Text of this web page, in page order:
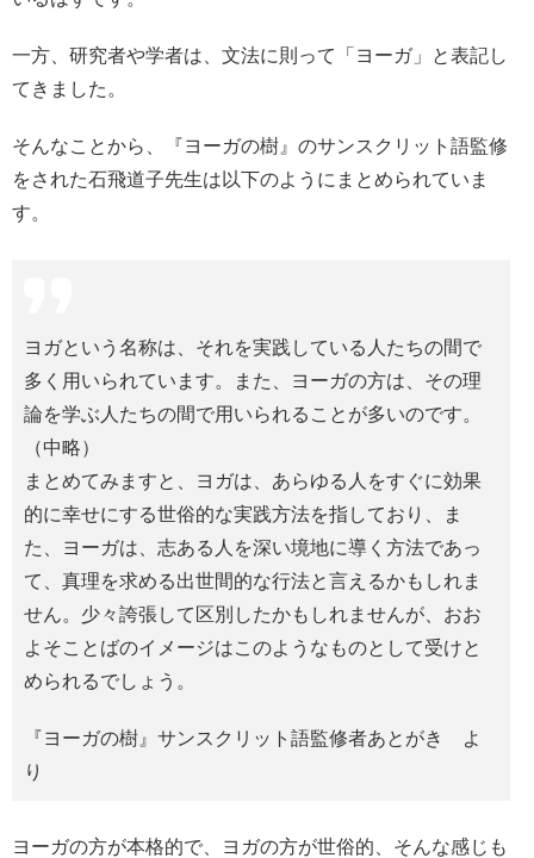
一方、研究者や学者は、文法に則って「ヨーガ」と表記し
てきました。
そんなことから、『ヨーガの樹』のサンスクリット語監修
をされた石飛道子先生は以下のようにまとめられていま
す。
ヨガという名称は、それを実践している人たちの間で
多く用いられています。また、ヨーガの方は、その理
論を学ぶ人たちの間で用いられることが多いのです。
（中略）
まとめてみますと、ヨガは、あらゆる人をすぐに効果
的に幸せにする世俗的な実践方法を指しており、ま
た、ヨーガは、志ある人を深い境地に導く方法であっ
て、真理を求める出世間的な行法と言えるかもしれま
せん。少々誇張して区別したかもしれませんが、おお
よそことばのイメージはこのようなものとして受けと
められるでしょう。
『ヨーガの樹』サンスクリット語監修者あとがき よ
り
ヨーガの方が本格的で、ヨガの方が世俗的、そんな感じも